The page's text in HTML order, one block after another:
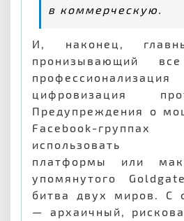
в коммерческую.
И, наконец,
пронизывающий
цифровизация
Предупреждения о
Facebook-
использовать
платформы или
упомянутого
битва двух миров. С
— архаичный,